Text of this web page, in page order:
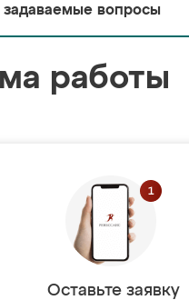
задаваемые вопросы
работы
Оставьте заявку